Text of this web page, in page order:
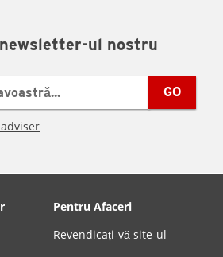
ul nostru
GO
Pentru Afaceri
Revendicați-vă site-ul